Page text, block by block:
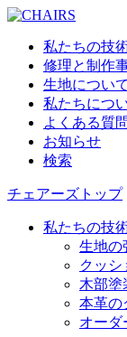
私たちの技
修理と制作
生地について
私たちにつ
よくある質問
お知らせ
検索
チェアーズトップ
私たちの技
生地の
クッシ
木部塗
本革の
オーダ